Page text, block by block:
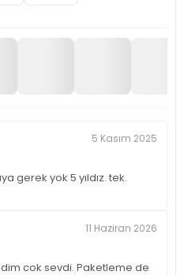
5 Kasım 2025
gerek yok 5 yıldız. tek.
11 Haziran 2026
cok sevdi. Paketleme de